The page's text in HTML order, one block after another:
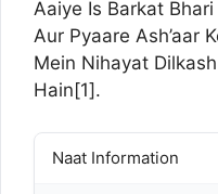
Aaiye Is Barkat
Aur Pyaare Ash’aar
Mein Nihayat
Hain[1].
Naat Information